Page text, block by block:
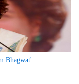
Bhagwat'...